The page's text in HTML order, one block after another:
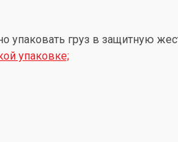
груз в защитную
упаковке;